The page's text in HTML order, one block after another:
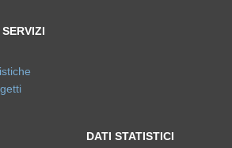
DATI STATISTICI